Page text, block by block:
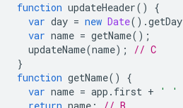
function updateHeader()
{
var day = new Date().getDay
var name = getName();
updateName(name);
// C
}
function getName()
{
var name = app . first + ' '